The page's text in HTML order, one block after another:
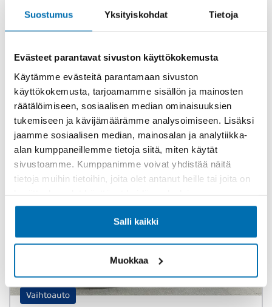
Suostumus Yksityiskohdat Tietoja
Evästeet parantavat sivuston käyttökokemusta
Käytämme evästeitä parantamaan sivuston
käyttökokemusta, tarjoamamme sisällön ja mainosten
räätälöimiseen, sosiaalisen median ominaisuuksien
tukemiseen ja kävijämäärämme analysoimiseen. Lisäksi
jaamme sosiaalisen median, mainosalan ja analytiikka-
alan kumppaneillemme tietoja siitä, miten käytät
sivustoamme. Kumppanimme voivat yhdistää näitä
tietoja muihin tietoihin, joita olet antanut heille tai joita on
Salli kaikki
Muokkaa
26 800 €alk. 315 €/kk
Vaihtoauto